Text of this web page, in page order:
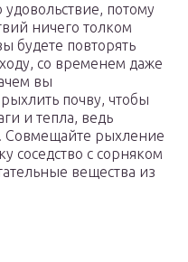
потому
ничего толком
будете повторять
со временем даже
вы
почву, чтобы
и тепла, ведь
Совмещайте рыхление
соседство с сорняком
вещества из